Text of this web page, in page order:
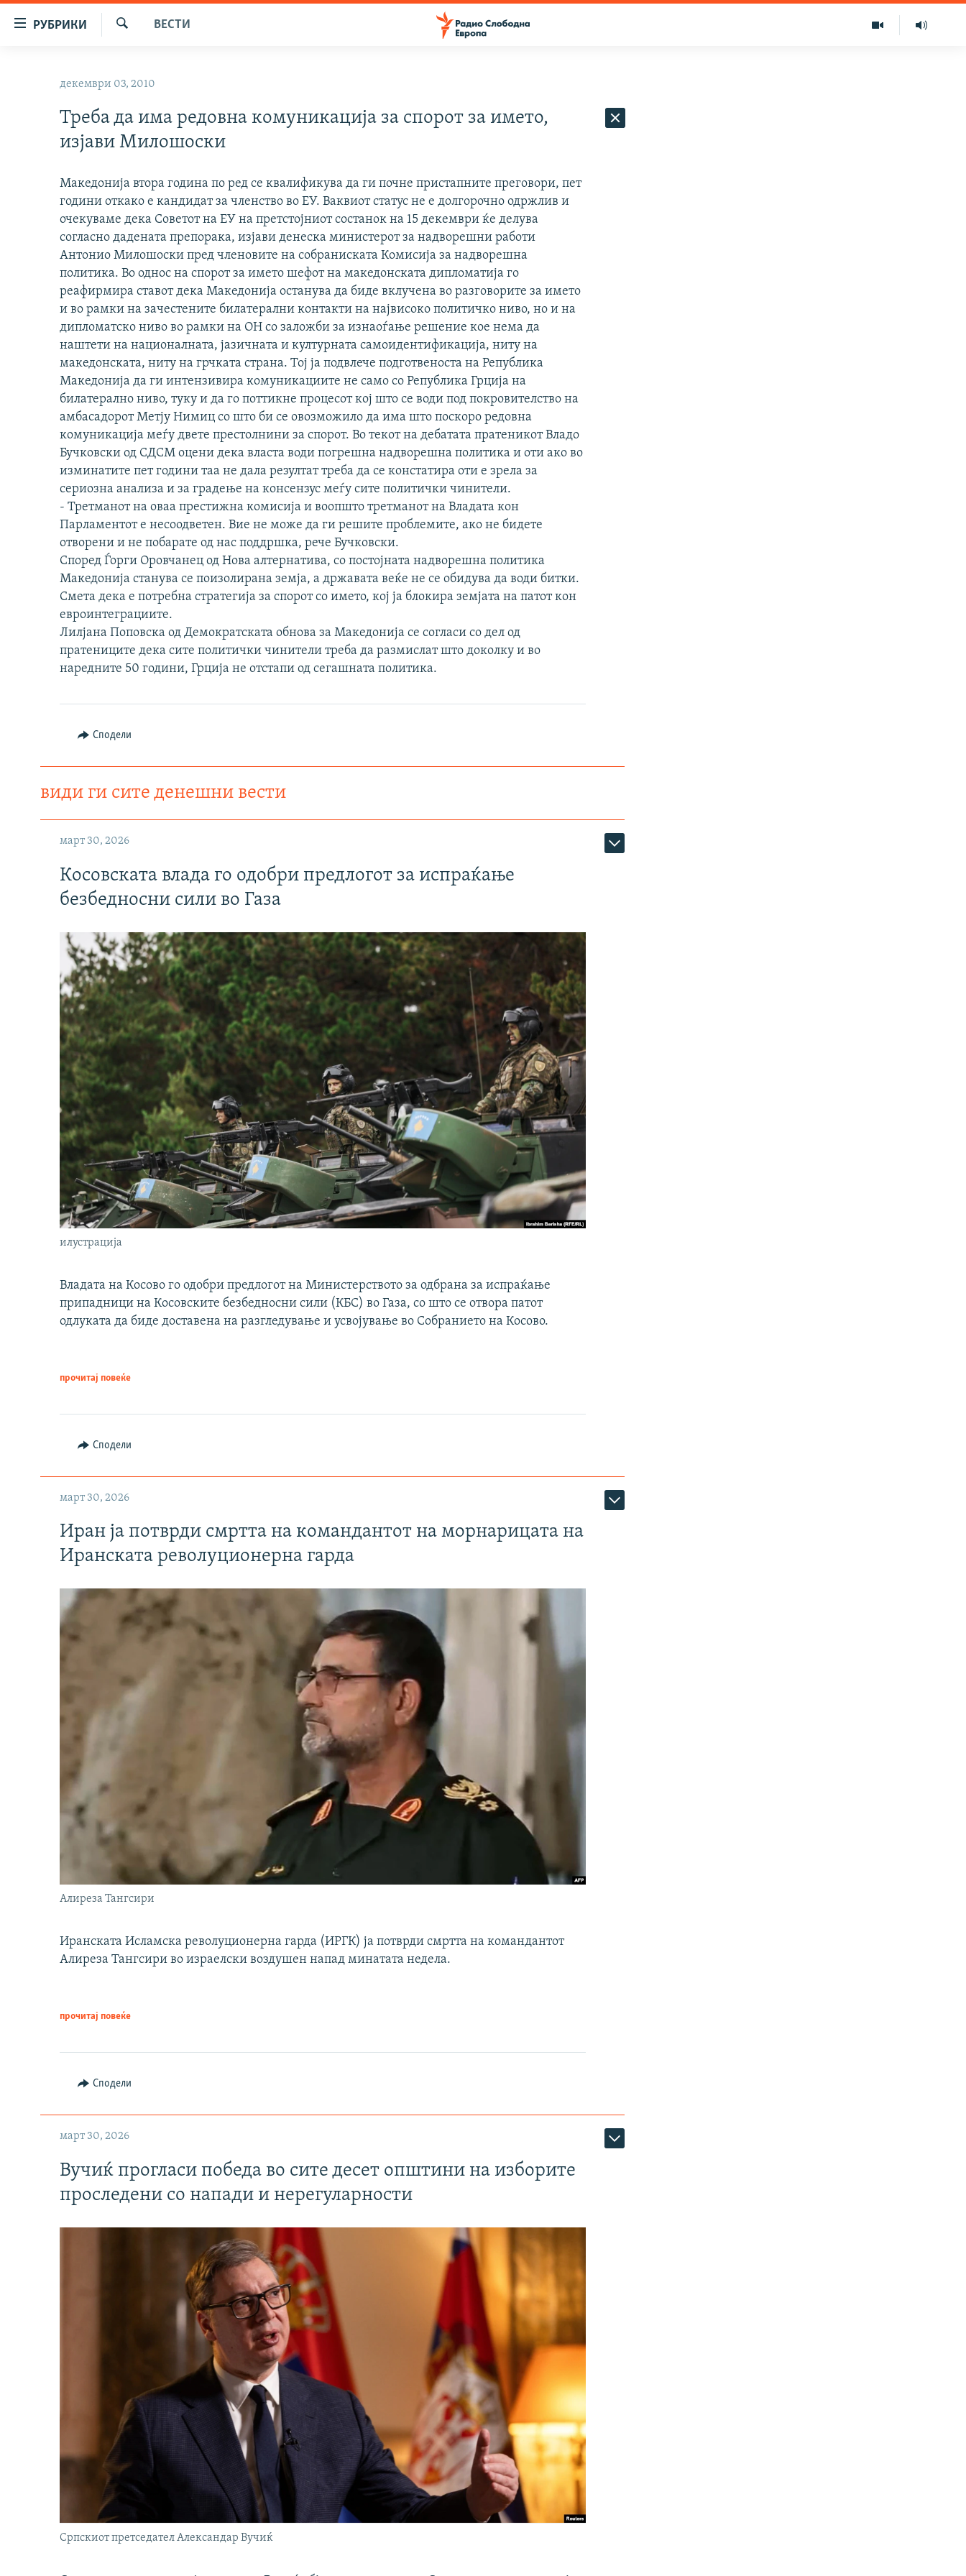
содржината
пребарување
РУБРИКИ
ВИЗУЕЛНО
ПРИЈАВИ СЕ ЗА ЊУЗЛЕТЕР
ПОДКАСТ ЗОШТО?
ВЕСТИ
декември 03, 2010
Треба да има редовна комуникација за спорот за името,
изјави Милошоски
Македонија втора година по ред се квалификува да ги почне пристапните преговори, пет
години откако е кандидат за членство во ЕУ. Ваквиот статус не е долгорочно одржлив и
очекуваме дека Советот на ЕУ на претстојниот состанок на 15 декември ќе делува
согласно дадената препорака, изјави денеска министерот за надворешни работи
Антонио Милошоски пред членовите на собраниската Комисија за надворешна
политика. Во однос на спорот за името шефот на македонската дипломатија го
реафирмира ставот дека Македонија останува да биде вклучена во разговорите за името
и во рамки на зачестените билатерални контакти на највисоко политичко ниво, но и на
дипломатско ниво во рамки на ОН со заложби за изнаоѓање решение кое нема да
наштети на националната, јазичната и културната самоидентификација, ниту на
македонската, ниту на грчката страна. Тој ја подвлече подготвеноста на Република
Македонија да ги интензивира комуникациите не само со Република Грција на
билатерално ниво, туку и да го поттикне процесот кој што се води под покровителство на
амбасадорот Метју Нимиц со што би се овозможило да има што поскоро редовна
комуникација меѓу двете престолнини за спорот. Во текот на дебатата пратеникот Владо
Бучковски од СДСМ оцени дека власта води погрешна надворешна политика и оти ако во
изминатите пет години таа не дала резултат треба да се констатира оти е зрела за
сериозна анализа и за градење на консензус меѓу сите политички чинители.
- Третманот на оваа престижна комисија и воопшто третманот на Владата кон
Парламентот е несоодветен. Вие не може да ги решите проблемите, ако не бидете
отворени и не побарате од нас поддршка, рече Бучковски.
Според Ѓорги Оровчанец од Нова алтернатива, со постојната надворешна политика
Македонија станува се поизолирана земја, а државата веќе не се обидува да води битки.
Смета дека е потребна стратегија за спорот со името, кој ја блокира земјата на патот кон
евроинтеграциите.
Лилјана Поповска од Демократската обнова за Македонија се согласи со дел од
пратениците дека сите политички чинители треба да размислат што доколку и во
наредните 50 години, Грција не отстапи од сегашната политика.
Сподели
види ги сите денешни вести
март 30, 2026
Косовската влада го одобри предлогот за испраќање
безбедносни сили во Газа
илустрација
Владата на Косово го одобри предлогот на Министерството за одбрана за испраќање
припадници на Косовските безбедносни сили (КБС) во Газа, со што се отвора патот
одлуката да биде доставена на разгледување и усвојување во Собранието на Косово.
прочитај повеќе
Сподели
март 30, 2026
Иран ја потврди смртта на командантот на морнарицата на
Иранската револуционерна гарда
Алиреза Тангсири
Иранската Исламска револуционерна гарда (ИРГК) ја потврди смртта на командантот
Алиреза Тангсири во израелски воздушен напад минатата недела.
прочитај повеќе
Сподели
март 30, 2026
Вучиќ прогласи победа во сите десет општини на изборите
проследени со напади и нерегуларности
Српскиот претседател Александар Вучиќ